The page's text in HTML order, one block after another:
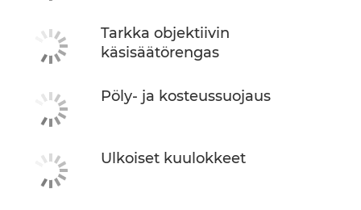
Tarkka objektiivin
käsisäätörengas
Pöly- ja kosteussuojaus
Ulkoiset kuulokkeet